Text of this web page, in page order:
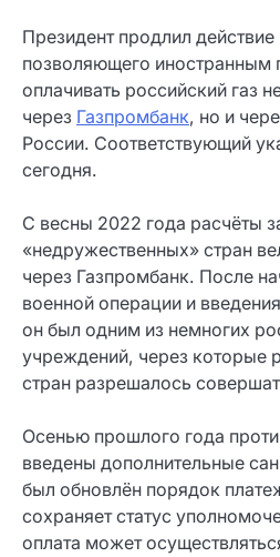
Президент продлил действие
позволяющего иностранным
оплачивать российский газ
через Газпромбанк, но и
России. Соответствующий
сегодня.
С весны 2022 года расчёты
«недружественных» стран
через Газпромбанк. После
военной операции и
он был одним из немногих
учреждений, через которые
стран разрешалось
Осенью прошлого года
введены дополнительные
был обновлён порядок
сохраняет статус
оплата может